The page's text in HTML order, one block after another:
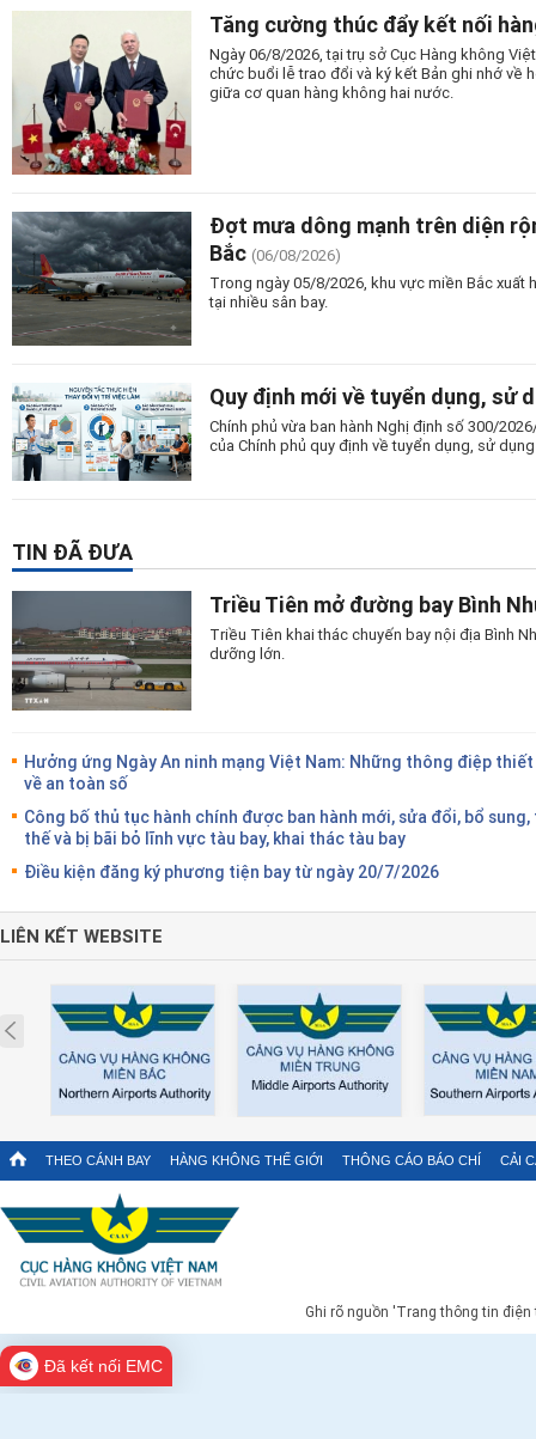
Tăng cường thúc đẩy kết nối
Ngày 06/8/2026, tại trụ sở Cục Hàng không
chức buổi lễ trao đổi và ký kết Bản ghi nhớ về
giữa cơ quan hàng không hai nước.
Đợt mưa dông mạnh trên diện
Bắc (06/08/2026)
Trong ngày 05/8/2026, khu vực miền Bắc
tại nhiều sân bay.
Quy định mới về tuyển dụng, sử
Chính phủ vừa ban hành Nghị định số 300/
của Chính phủ quy định về tuyển dụng, sử
TIN ĐÃ ĐƯA
Triều Tiên mở đường bay Bình
Triều Tiên khai thác chuyến bay nội địa Bình
dưỡng lớn.
Hưởng ứng Ngày An ninh mạng Việt Nam: Những thông điệp
về an toàn số
Công bố thủ tục hành chính được ban hành mới, sửa đổi, bổ sung,
thế và bị bãi bỏ lĩnh vực tàu bay, khai thác tàu bay
Điều kiện đăng ký phương tiện bay từ ngày 20/7/2026
LIÊN KẾT WEBSITE
Prev
THEO CÁNH BAY HÀNG KHÔNG THẾ GIỚI THÔNG CÁO BÁO CHÍ CẢI
Ghi rõ nguồn 'Trang thông tin
Đã kết nối EMC